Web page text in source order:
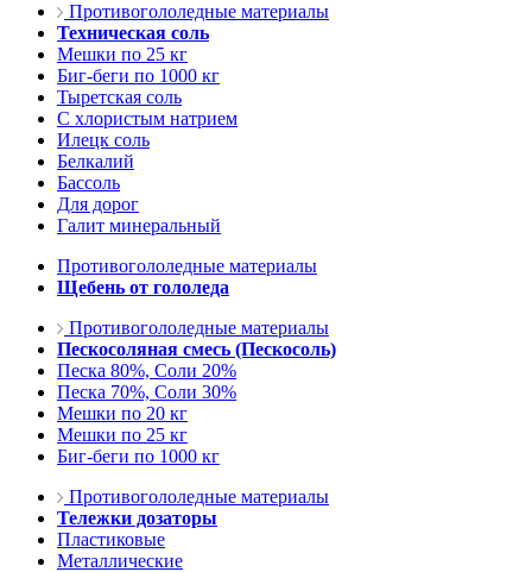
Противогололедные материалы
Техническая соль
Мешки по 25 кг
Биг-беги по 1000 кг
Тыретская соль
С хлористым натрием
Илецк соль
Белкалий
Бассоль
Для дорог
Галит минеральный
Противогололедные материалы
Щебень от гололеда
Противогололедные материалы
Пескосоляная смесь (Пескосоль)
Песка 80%, Соли 20%
Песка 70%, Соли 30%
Мешки по 20 кг
Мешки по 25 кг
Биг-беги по 1000 кг
Противогололедные материалы
Тележки дозаторы
Пластиковые
Металлические